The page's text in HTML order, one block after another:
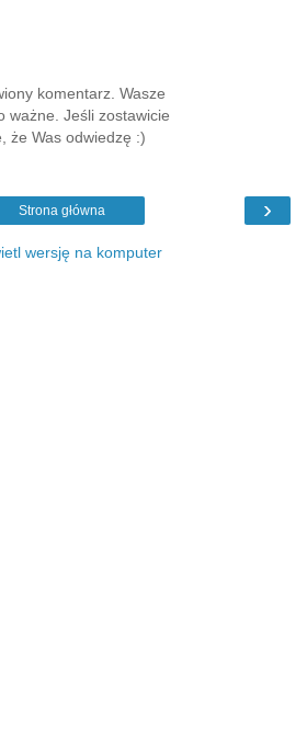
komentarz. Wasze
ważne. Jeśli zostawicie
że Was odwiedzę :)
›
Strona główna
wersję na komputer